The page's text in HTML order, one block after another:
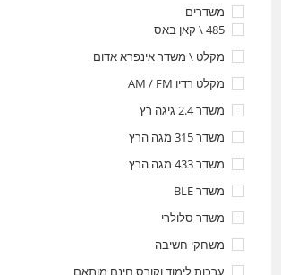
משדרים
485 \ קאן באס
מקלט \ משדר אינפרא אדום
מקלט רדיו AM / FM
משדר 2.4 גיגה רץ
משדר 315 מגה הרץ
משדר 433 מגה הרץ
משדר BLE
משדר סלולרי
משחקי חשיבה
ערכות לימוד וקורס חינם מותאם